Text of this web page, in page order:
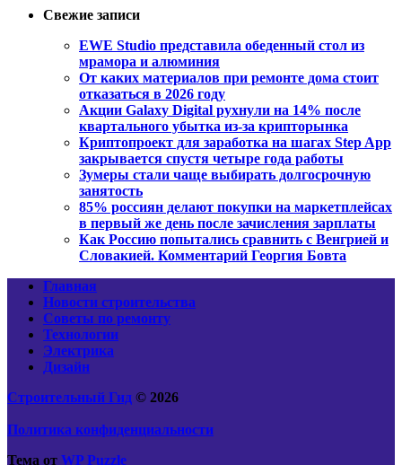
Свежие записи
EWE Studio представила обеденный стол из
мрамора и алюминия
От каких материалов при ремонте дома стоит
отказаться в 2026 году
Акции Galaxy Digital рухнули на 14% после
квартального убытка из-за крипторынка
Криптопроект для заработка на шагах Step App
закрывается спустя четыре года работы
Зумеры стали чаще выбирать долгосрочную
занятость
85% россиян делают покупки на маркетплейсах
в первый же день после зачисления зарплаты
Как Россию попытались сравнить с Венгрией и
Словакией. Комментарий Георгия Бовта
Главная
Новости строительства
Советы по ремонту
Технологии
Электрика
Дизайн
Строительный Гид © 2026
Политика конфиденциальности
Тема от WP Puzzle